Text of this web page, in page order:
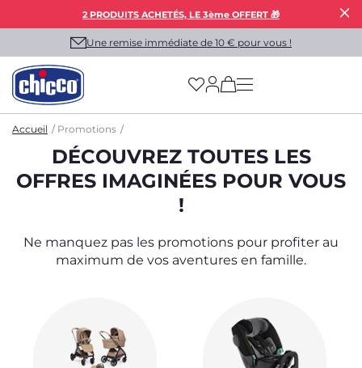
2 PRODUITS ACHETÉS, LE 3ème OFFERT 🎁
Une remise immédiate de 10 € pour vous !
(has more options
Accueil Promotions
DÉCOUVREZ TOUTES LES
OFFRES IMAGINÉES POUR VOUS
!
Ne manquez pas les promotions pour profiter au
maximum de vos aventures en famille.